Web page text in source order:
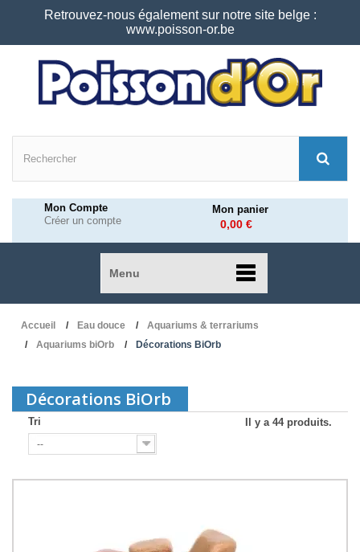
Retrouvez-nous également sur notre site belge :
www.poisson-or.be
Mon Compte
Créer un compte
Mon panier
0,00 €
Menu
Accueil Eau douce
Aquariums & terrariums
Aquariums biOrb
Décorations BiOrb
Décorations BiOrb
Tri
--
Il y a 44 produits.